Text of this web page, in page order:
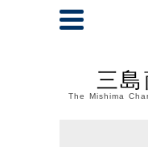
三
The Mishima